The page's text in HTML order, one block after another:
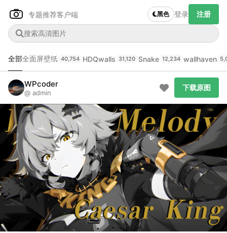
专题推荐客户端 黑色 登录 注册
全部全面屏壁纸 40,754 HDQwalls 31,120 Snake 12,234 wallhaven
WPcoder
@ admin
下载原图
@author
下载原图
查看
--
下载
--
分类
--
主色调
--
发布
未知设备
在主题许可下可免费使用
分享 信息
正在生成支付二维码...